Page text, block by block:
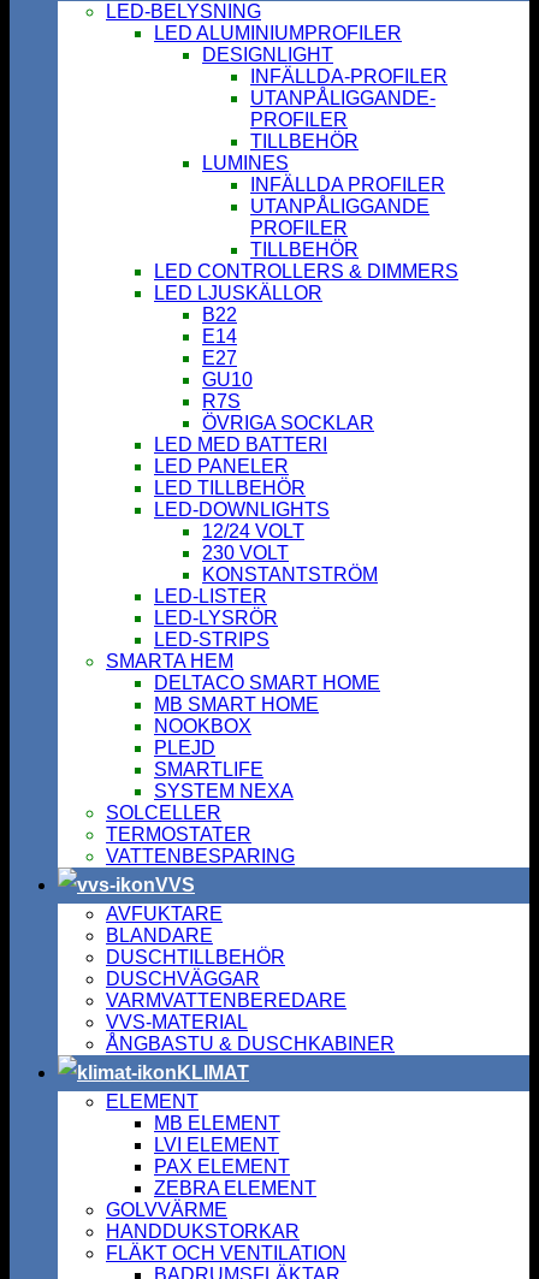
LED-BELYSNING
LED ALUMINIUMPROFILER
DESIGNLIGHT
INFÄLLDA-PROFILER
UTANPÅLIGGANDE-
PROFILER
TILLBEHÖR
LUMINES
INFÄLLDA PROFILER
UTANPÅLIGGANDE
PROFILER
TILLBEHÖR
LED CONTROLLERS & DIMMERS
LED LJUSKÄLLOR
B22
E14
E27
GU10
R7S
ÖVRIGA SOCKLAR
LED MED BATTERI
LED PANELER
LED TILLBEHÖR
LED-DOWNLIGHTS
12/24 VOLT
230 VOLT
KONSTANTSTRÖM
LED-LISTER
LED-LYSRÖR
LED-STRIPS
SMARTA HEM
DELTACO SMART HOME
MB SMART HOME
NOOKBOX
PLEJD
SMARTLIFE
SYSTEM NEXA
SOLCELLER
TERMOSTATER
VATTENBESPARING
VVS
AVFUKTARE
BLANDARE
DUSCHTILLBEHÖR
DUSCHVÄGGAR
VARMVATTENBEREDARE
VVS-MATERIAL
ÅNGBASTU & DUSCHKABINER
KLIMAT
ELEMENT
MB ELEMENT
LVI ELEMENT
PAX ELEMENT
ZEBRA ELEMENT
GOLVVÄRME
HANDDUKSTORKAR
FLÄKT OCH VENTILATION
BADRUMSFLÄKTAR